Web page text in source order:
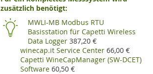
zusätzlich benötigt:
MWLI-MB Modbus RTU
Basisstation für Capetti Wireless
Data Logger 387,20 €
winecap.it Service Center 66,00 €
Capetti WineCapManager (SW-DCET)
Software 60,50 €